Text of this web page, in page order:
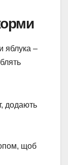
яблука –
додають
щоб